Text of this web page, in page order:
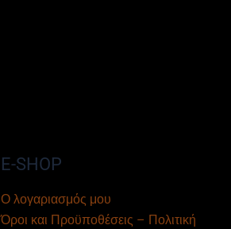
E-SHOP
Ο λογαριασμός μου
Όροι και Προϋποθέσεις – Πολιτική